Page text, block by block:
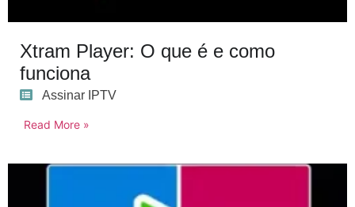
Xtram Player: O que é e como
funciona
Assinar IPTV
Read More »